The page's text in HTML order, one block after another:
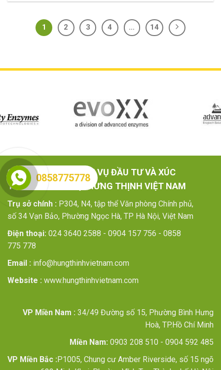
1 2 3 4 … 14
CÔNG TY TNHH DỊCH VỤ ĐẦU TƯ VÀ XÚC
TIẾN THƯƠNG MẠI HƯNG THỊNH VIỆT NAM
Trụ sở chính : P304, N4, tập thể Văn phòng Chính phủ,
số 34 Vạn Bảo, Phường Ngọc Hà, TP Hà Nội, Việt Nam
Điện thoại: 024 3640 2588 - 0904 157 756 - 0858
775 778
Email : info@hungthinhvietnam.com
Website : www.hungthinhvietnam.com
VP Miền Nam : 34/49 Đường số 15, Phường Bình Hưng
Hoà, TP.Hồ Chí Minh
Miền Nam: 0903 208 510 - 0904 592 485
VP Miền Bắc :P1005, Chung cư Amber Riverside, số 15 ngõ
0858775778